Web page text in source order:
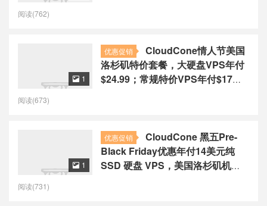
阅读(762)
优惠促销
CloudCone情人节美国
洛杉矶特价套餐，大硬盘VPS年付
$24.99；常规特价VPS年付$17；
 1
阅读(673)
优惠促销
CloudCone 黑五Pre-
Black Friday优惠年付14美元纯
SSD 硬盘 VPS，美国洛杉矶机房/
 1
阅读(731)